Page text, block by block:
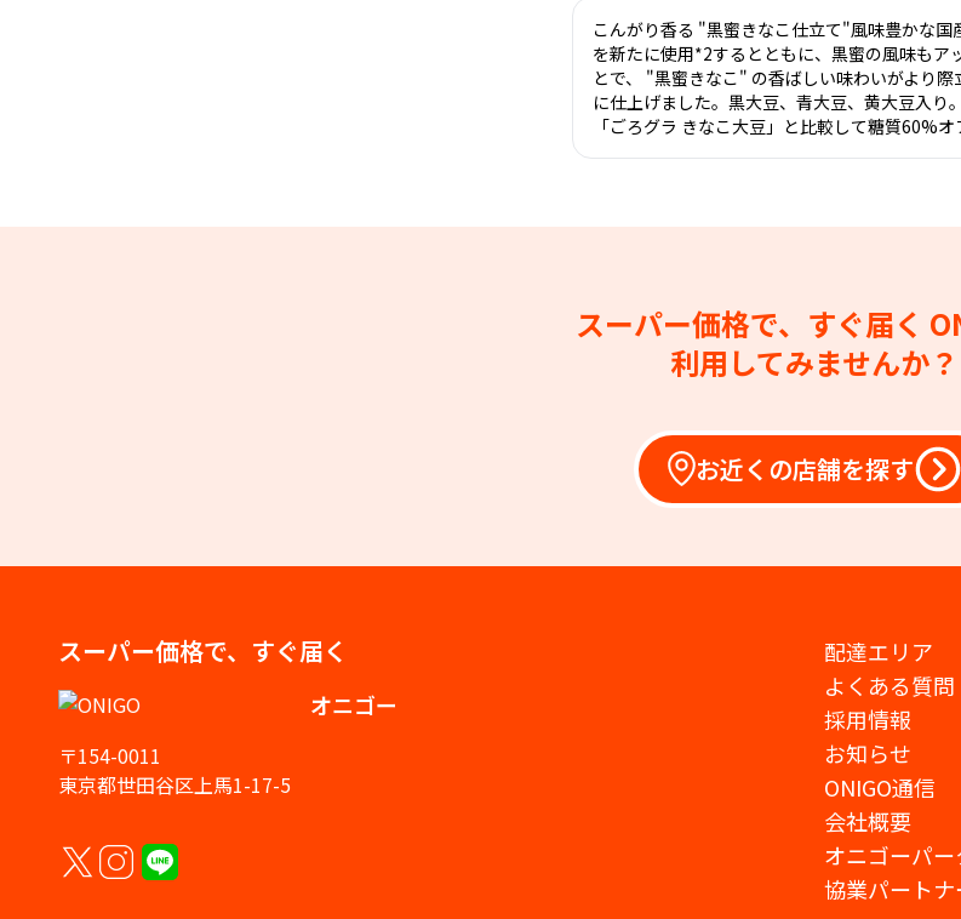
こんがり香る "黒蜜きなこ仕立て"風味豊かな国
を新たに使用*2するとともに、黒蜜の風味もア
とで、 "黒蜜きなこ" の香ばしい味わいがより際
に仕上げました。黒大豆、青大豆、黄大豆入り
「ごろグラ きなこ大豆」と比較して糖質60%オ
スーパー価格で、すぐ届く
利用してみませんか？
お近くの店舗を探す
スーパー価格で、すぐ届く
オニゴー
〒154-0011
東京都世田谷区上馬1-17-5
配達エリア
よくある質問
採用情報
お知らせ
ONIGO通信
会社概要
オニゴーパー
協業パートナ